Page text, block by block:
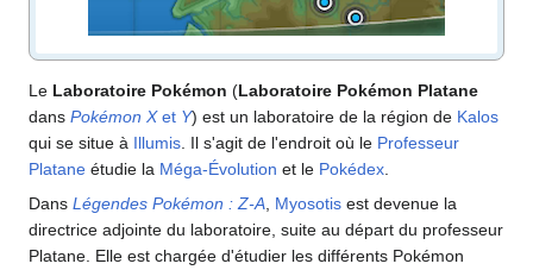
Le Laboratoire Pokémon (Laboratoire Pokémon Platane
dans Pokémon Xet Y) est un laboratoire de la région de Kalos
qui se situe à Illumis . Il s'agit de l'endroit où le Professeur
Platane étudie la Méga-Évolution et le Pokédex
Dans Légendes Pokémon : Z-A Myosotis est devenue la
directrice adjointe du laboratoire, suite au départ du professeur
Platane. Elle est chargée d'étudier les différents Pokémon